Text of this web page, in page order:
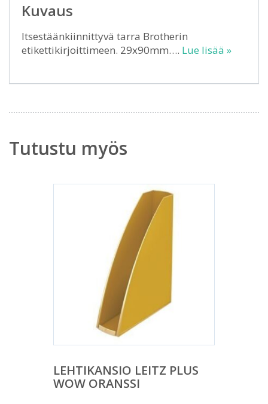
Kuvaus
Itsestäänkiinnittyvä tarra Brotherin
etikettikirjoittimeen. 29x90mm…. Lue lisää »
Tutustu myös
LEHTIKANSIO LEITZ PLUS
WOW ORANSSI